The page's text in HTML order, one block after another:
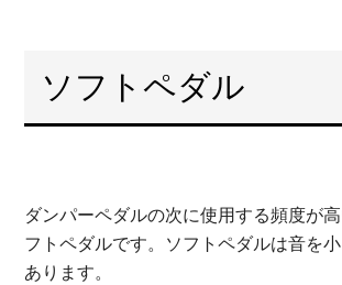
ソフトペダル
ダンパーペダルの次に使用する頻度が
フトペダルです。ソフトペダルは音を
あります。